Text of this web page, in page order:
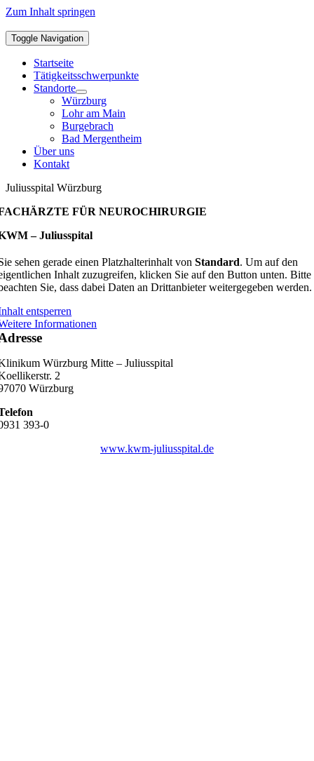
Zum Inhalt springen
Toggle Navigation
Startseite
Tätigkeitsschwerpunkte
Standorte
Würzburg
Lohr am Main
Burgebrach
Bad Mergentheim
Über uns
Kontakt
Juliusspital Würzburg
FÜR NEUROCHIRURGIE
– Juliusspital
sehen gerade einen Platzhalterinhalt vonStandard. Um auf den
Inhalt zuzugreifen, klicken Sie auf den Button unten. Bitte
Sie, dass dabei Daten an Drittanbieter weitergegeben werden.
entsperren
Informationen
Würzburg Mitte – Juliusspital
2
Würzburg
393-0
www.kwm-juliusspital.de